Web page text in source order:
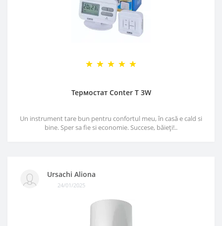
Термостат Conter T 3W
Un instrument tare bun pentru confortul meu, în casă e cald si
bine. Sper sa fie si economie. Succese, băieți!..
Ursachi Aliona
24/01/2025